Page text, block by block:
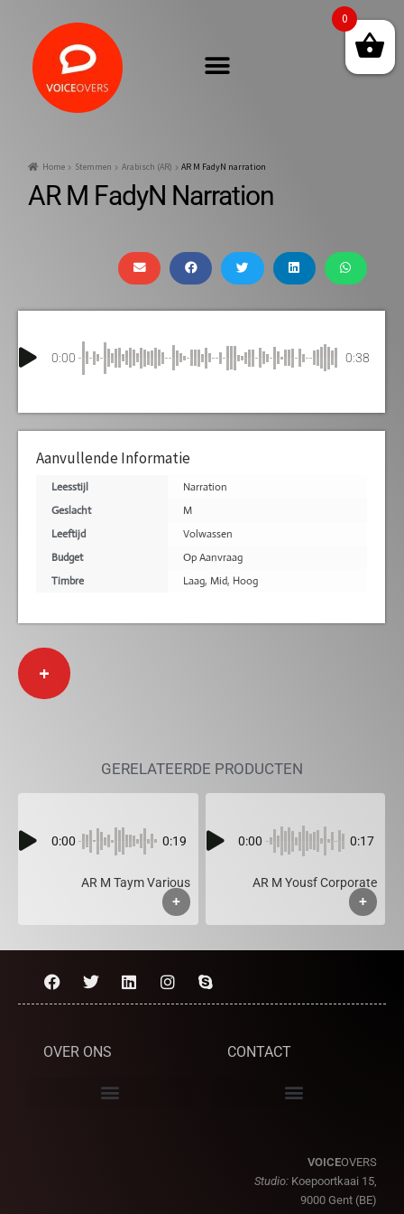
Home Stemmen Arabisch (AR) AR M FadyN narration
AR M FadyN Narration
0:00 0:38
Aanvullende Informatie
Leesstijl
Narration
Geslacht
M
Leeftijd
Volwassen
Budget
Op Aanvraag
Timbre
Laag, Mid, Hoog
+
GERELATEERDE PRODUCTEN
0:00 0:19
AR M Taym Various
+
0:00 0:17
AR M Yousf Corporate
+
OVER ONS CONTACT
VOICEOVERS
Studio: Koepoortkaai 15,
9000 Gent (BE)
0